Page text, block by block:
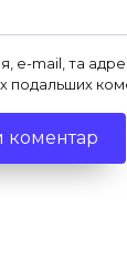
e-mail, та
подальших